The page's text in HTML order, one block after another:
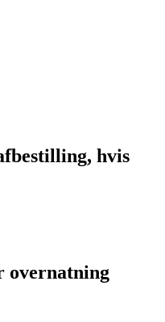
hvis
overnatning